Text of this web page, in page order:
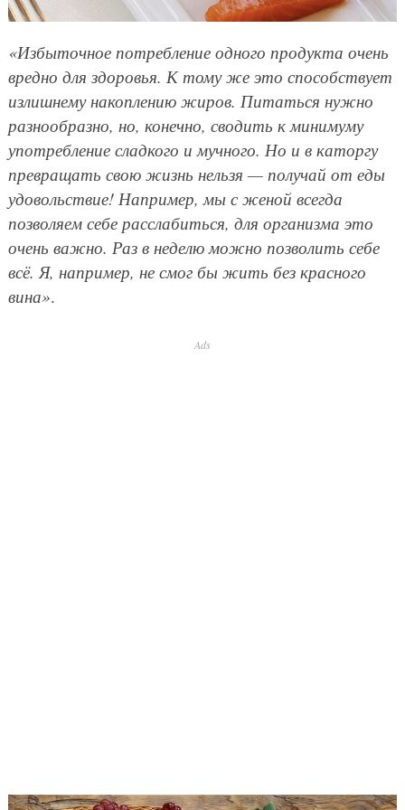
«Избыточное потребление одного продукта очень
вредно для здоровья. К тому же это способствует
излишнему накоплению жиров. Питаться нужно
разнообразно, но, конечно, сводить к минимуму
употребление сладкого и мучного. Но и в каторгу
превращать свою жизнь нельзя — получай от еды
удовольствие! Например, мы с женой всегда
позволяем себе расслабиться, для организма это
очень важно. Раз в неделю можно позволить себе
всё. Я, например, не смог бы жить без красного
вина».
Ads